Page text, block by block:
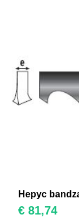
Hepyc
€ 81,74